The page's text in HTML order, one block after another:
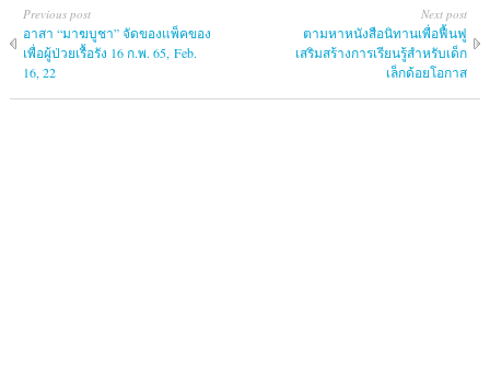
Previous post
อาสา “มาฆบูชา” จัดของแพ็คของ
เพื่อผู้ป่วยเรื้อรัง 16 ก.พ. 65, Feb.
16, 22
Next post
ตามหาหนังสือนิทานเพื่อฟื้นฟู
เสริมสร้างการเรียนรู้สำหรับเด็ก
เล็กด้อยโอกาส